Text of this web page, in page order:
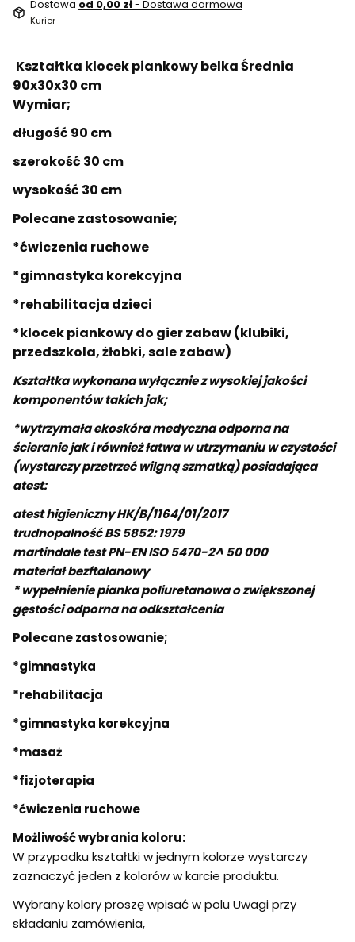
Dostawa od 0,00 zł- Dostawa darmowa
Kurier
Kształtka klocek piankowy belka Średnia
90x30x30 cm
Wymiar;
długość 90 cm
szerokość 30 cm
wysokość 30 cm
Polecane zastosowanie;
*ćwiczenia ruchowe
*gimnastyka korekcyjna
*rehabilitacja dzieci
*klocek piankowy do gier zabaw (klubiki,
przedszkola, żłobki, sale zabaw)
Kształtka wykonana wyłącznie z wysokiej jakości
komponentów takich jak;
*wytrzymała ekoskóra medyczna odporna na
ścieranie jak i również łatwa w utrzymaniu w czystości
(wystarczy przetrzeć wilgną szmatką) posiadająca
atest:
atest higieniczny HK/B/1164/01/2017
trudnopalność BS 5852: 1979
martindale test PN-EN ISO 5470-2^ 50 000
materiał bezftalanowy
*wypełnienie pianka poliuretanowa o zwiększonej
gęstościodporna na odkształcenia
Polecane zastosowanie;
*gimnastyka
*rehabilitacja
*gimnastyka korekcyjna
*masaż
*fizjoterapia
*ćwiczenia ruchowe
Możliwość wybrania koloru:
W przypadku kształtki w jednym kolorze wystarczy
zaznaczyć jeden z kolorów w karcie produktu.
Wybrany kolory proszę wpisać w polu Uwagi przy
składaniu zamówienia,